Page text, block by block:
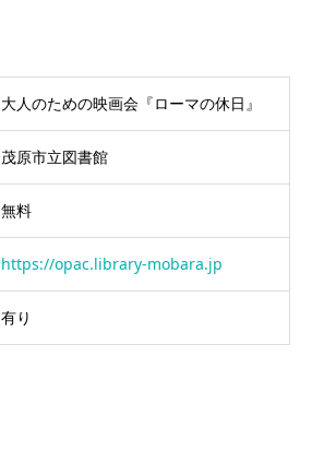
大人のための映画会『ローマの休日』
茂原市立図書館
無料
https://opac.library-mobara.jp
有り